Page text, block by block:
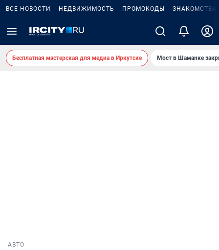
ВСЕ НОВОСТИ НЕДВИЖИМОСТЬ ПРОМОКОДЫ ЗНАКОМСТВА
Бесплатная мастерская для медиа в Иркутске Мост в Шаманке
АВТО